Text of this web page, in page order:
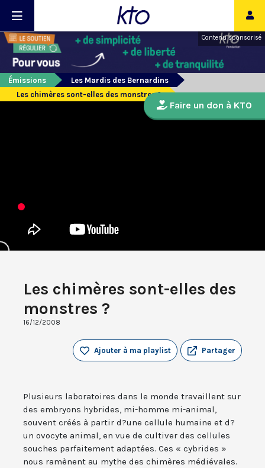
Contenu sponsorisé
Émissions
Les Mardis des Bernardins
Les chimères sont-elles des monstres ?
Les chimères sont-elles des
monstres ?
16/12/2008
Partager
Ajouter à ma playlist
Plusieurs laboratoires dans le monde travaillent sur
des embryons hybrides, mi-homme mi-animal,
souvent créés à partir d?une cellule humaine et d?
un ovocyte animal, en vue de cultiver des cellules
souches parfaitement adaptées. Ces « cybrides »
nous ramènent au mythe des chimères médiévales.
Faire un don à KTO